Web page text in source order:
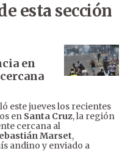
esta sección
en
este jueves los recientes
en Santa Cruz, la región
cercana al
Marset,
andino y enviado a